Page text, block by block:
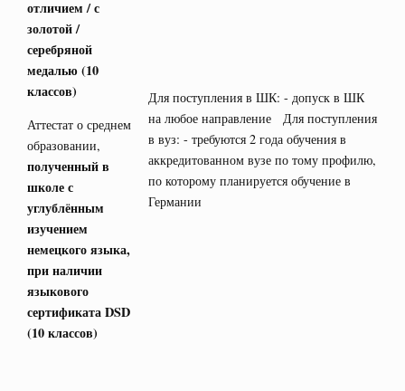
отличием / с
золотой /
серебряной
медалью(10
классов)
Для поступления в ШК: - допуск в ШК
на любое направление Для поступления
в вуз: - требуются 2 года обучения в
аккредитованном вузе по тому профилю,
по которому планируется обучение в
Германии
Аттестат о среднем
образовании,
полученный в
школе с
углублённым
изучением
немецкого языка,
при наличии
языкового
сертификатаDSD
(10 классов)